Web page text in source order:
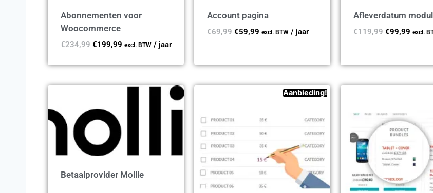
Abonnementen voor
Woocommerce
€234,99 €199,99 excl. BTW/ jaar
Account pagina
€69,99 €59,99 excl. BTW/ jaar
Afleverdatum
€119,99 €99,99 excl.
Betaalprovider Mollie
Aanbieding!